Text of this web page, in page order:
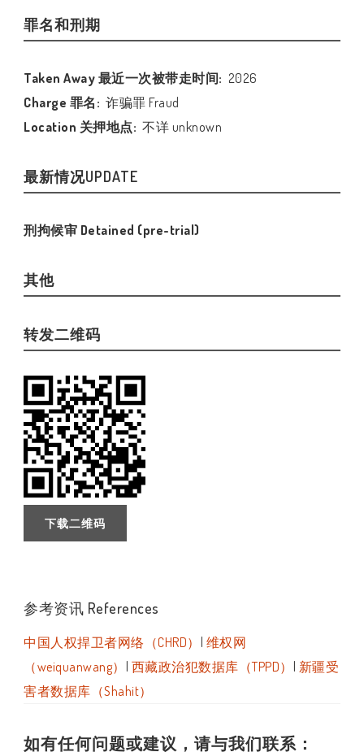
罪名和刑期
Taken Away 最近一次被带走时间: 2026
Charge 罪名: 诈骗罪 Fraud
Location 关押地点: 不详 unknown
最新情况UPDATE
刑拘候审 Detained (pre-trial)
其他
转发二维码
下载二维码
参考资讯 References
中国人权捍卫者网络（CHRD） | 维权网
（weiquanwang） | 西藏政治犯数据库（TPPD） | 新疆受
害者数据库（Shahit）
如有任何问题或建议，请与我们联系：